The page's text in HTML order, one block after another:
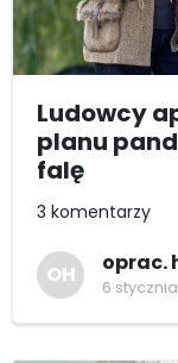
Ludowcy
planu
falę
3 komentarzy
OH oprac.
6